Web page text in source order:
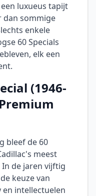
luxueus tapijt
sommige
enkele
60 Specials
elk een
(1946-
bleef de 60
meest
In de jaren vijftig
keuze van
intellectuelen